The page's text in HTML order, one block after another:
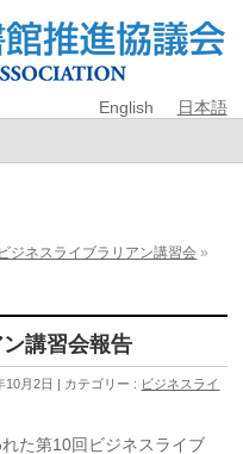
English 日本語
ビジネスライブラリアン講習会 »
講習会報告
10月2日 カテゴリー : ビジネスライ
た第10回ビジネスライブ